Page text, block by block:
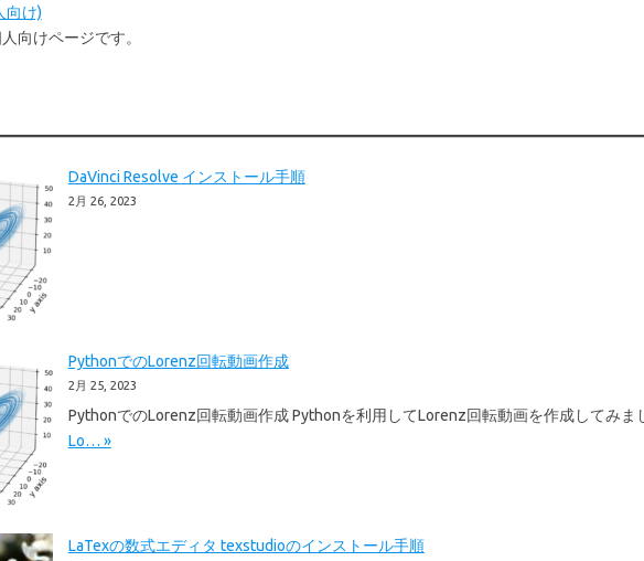
向け)
向けページです。
DaVinci Resolve インストール手順
2月 26, 2023
PythonでのLorenz回転動画作成
2月 25, 2023
PythonでのLorenz回転動画作成 Pythonを利用してLorenz回転動画を作成してみ
Lo… »
LaTexの数式エディタ texstudioのインストール手順